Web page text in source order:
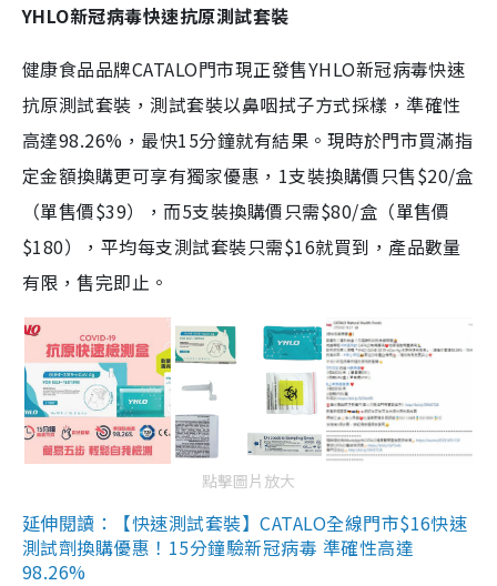
YHLO新冠病毒快速抗原測試套裝
健康食品品牌CATALO門市現正發售YHLO新冠病毒快速
抗原測試套裝，測試套裝以鼻咽拭子方式採樣，準確性
高達98.26%，最快15分鐘就有結果。現時於門市買滿指
定金額換購更可享有獨家優惠，1支裝換購價只售$20/盒
（單售價$39），而5支裝換購價只需$80/盒（單售價
$180），平均每支測試套裝只需$16就買到，產品數量
有限，售完即止。
點擊圖片放大
延伸閱讀：【快速測試套裝】CATALO全線門市$16快速
測試劑換購優惠！15分鐘驗新冠病毒 準確性高達
98.26%